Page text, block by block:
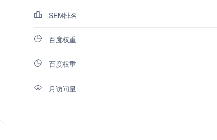
SEM排名
百度权重
百度权重
月访问量